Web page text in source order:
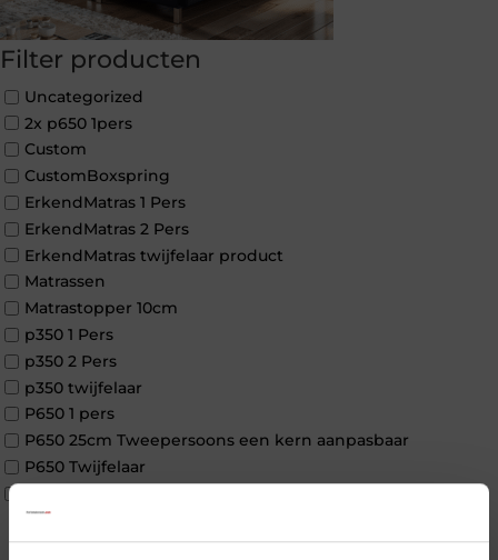
Filter producten
Uncategorized
2x p650 1pers
Custom
CustomBoxspring
ErkendMatras 1 Pers
ErkendMatras 2 Pers
ErkendMatras twijfelaar product
Matrassen
Matrastopper 10cm
p350 1 Pers
p350 2 Pers
p350 twijfelaar
P650 1 pers
P650 25cm Tweepersoons een kern aanpasbaar
P650 Twijfelaar
Maatvoering
1 persoon